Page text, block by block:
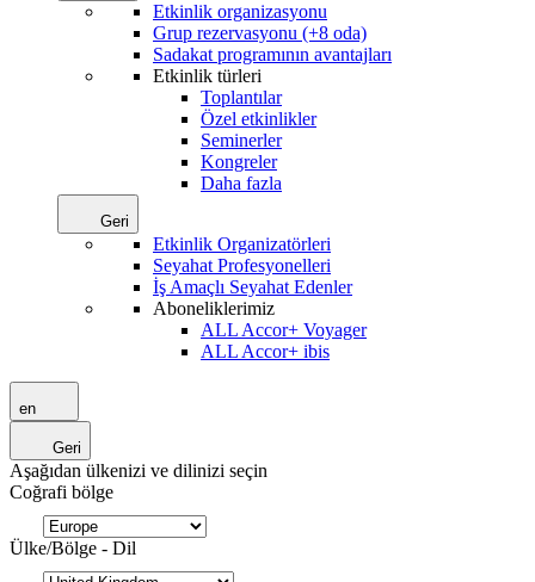
Etkinlik organizasyonu
Grup rezervasyonu (+8 oda)
Sadakat programının avantajları
Etkinlik türleri
Toplantılar
Özel etkinlikler
Seminerler
Kongreler
Daha fazla
Geri
Etkinlik Organizatörleri
Seyahat Profesyonelleri
İş Amaçlı Seyahat Edenler
Aboneliklerimiz
ALL Accor+ Voyager
ALL Accor+ ibis
en
Geri
Aşağıdan ülkenizi ve dilinizi seçin
Coğrafi bölge
Ülke/Bölge - Dil